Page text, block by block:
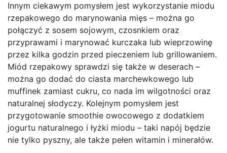
Innym ciekawym pomysłem jest wykorzystanie miodu
rzepakowego do marynowania mięs – można go
połączyć z sosem sojowym, czosnkiem oraz
przyprawami i marynować kurczaka lub wieprzowinę
przez kilka godzin przed pieczeniem lub grillowaniem.
Miód rzepakowy sprawdzi się także w deserach –
można go dodać do ciasta marchewkowego lub
muffinek zamiast cukru, co nada im wilgotności oraz
naturalnej słodyczy. Kolejnym pomysłem jest
przygotowanie smoothie owocowego z dodatkiem
jogurtu naturalnego i łyżki miodu – taki napój będzie
nie tylko pyszny, ale także pełen witamin i minerałów.